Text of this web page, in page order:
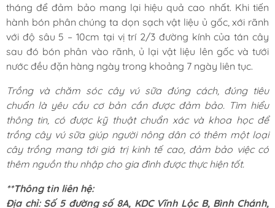
tháng để đảm bảo mang lại hiệu quả cao nhất. Khi tiến
hành bón phân chúng ta dọn sạch vật liệu ủ gốc, xới rãnh
với độ sâu 5 – 10cm tại vị trí 2/3 đường kính của tán cây
sau đó bón phân vào rãnh, ủ lại vật liệu lên gốc và tưới
nước đều đặn hàng ngày trong khoảng 7 ngày liên tục.
Trồng và chăm sóc cây vú sữa đúng cách, đúng tiêu
chuẩn là yêu cầu cơ bản cần được đảm bảo. Tìm hiểu
thông tin, có được kỹ thuật chuẩn xác và khoa học để
trồng cây vú sữa giúp người nông dân có thêm một loại
cây trồng mang tới giá trị kinh tế cao, đảm bảo việc có
thêm nguồn thu nhập cho gia đình được thực hiện tốt.
**Thông tin liên hệ:
Địa chỉ: Số 5 đường số 8A, KDC Vĩnh Lộc B, Bình Chánh,